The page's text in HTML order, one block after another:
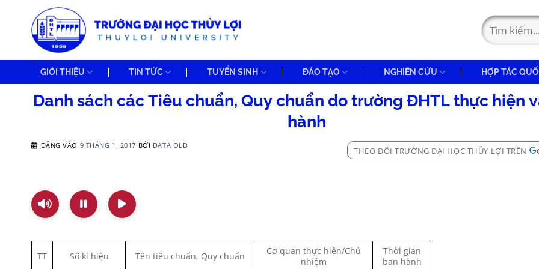
GIỚI THIỆU TIN TỨC TUYỂN SINH ĐÀO TẠO NGHIÊN CỨU HỢP TÁC
Danh sách các Tiêu chuẩn, Quy chuẩn do trường ĐHTL thực hiện
hành
ĐĂNG VÀO 9 THÁNG 1, 2017 BỞI DATA OLD
THEO DÕI TRƯỜNG ĐẠI HỌC THỦY LỢI TRÊN
TT Số kí hiệu Tên tiêu chuẩn, Quy chuẩn
Cơ quan thực hiện/Chủ
nhiệm
Thời gian
ban hành